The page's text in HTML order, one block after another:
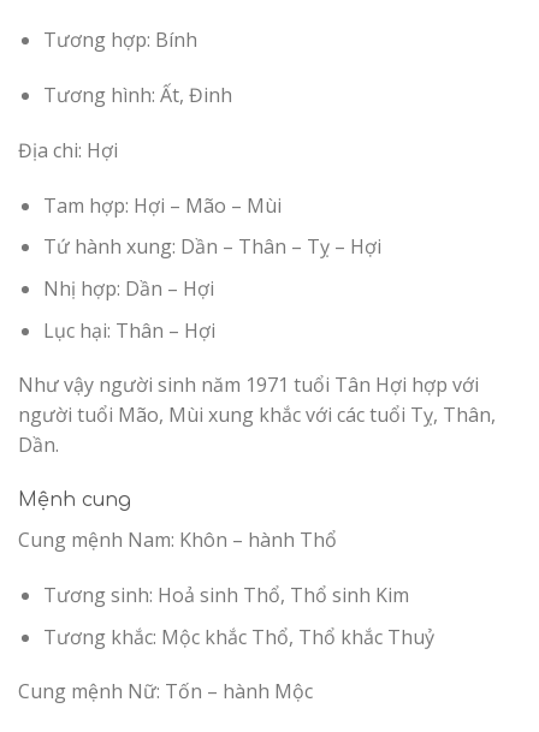
Tương hợp: Bính
Tương hình: Ất, Đinh
Địa chi: Hợi
Tam hợp: Hợi – Mão – Mùi
Tứ hành xung: Dần – Thân – Tỵ – Hợi
Nhị hợp: Dần – Hợi
Lục hại: Thân – Hợi
Như vậy người sinh năm 1971 tuổi Tân Hợi hợp với
người tuổi Mão, Mùi xung khắc với các tuổi Tỵ, Thân,
Dần.
Mệnh cung
Cung mệnh Nam: Khôn – hành Thổ
Tương sinh: Hoả sinh Thổ, Thổ sinh Kim
Tương khắc: Mộc khắc Thổ, Thổ khắc Thuỷ
Cung mệnh Nữ: Tốn – hành Mộc